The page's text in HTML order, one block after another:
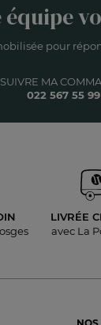
pour
SUIVRE MA
022 567 55 99
LIVRÉE
avec La